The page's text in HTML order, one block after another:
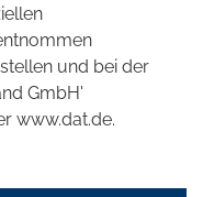
und bei der
GmbH'
www.dat.de.